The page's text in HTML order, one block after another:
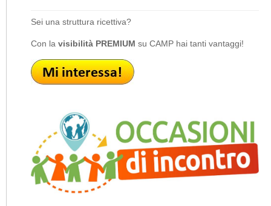
Sei una struttura ricettiva?
Con la visibilità PREMIUM su CAMP hai tanti vantaggi!